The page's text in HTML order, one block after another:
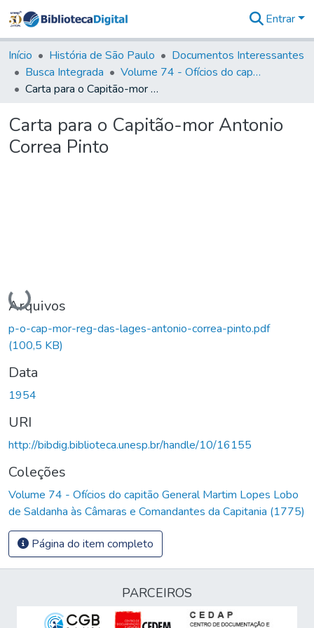
&
Coleções
Tudo na
Biblioteca
Estatísticas
Entrar
Início História de São Paulo
Documentos Interessantes
Busca Integrada
Volume 74 - Ofícios do capitão General Martim Lopes Lobo de Saldanha às Câmaras e Comandantes da Capitania (1775)
Carta para o Capitão-mor Antonio Correa Pinto
Carta para o Capitão-mor Antonio
Correa Pinto
Carregando...
Arquivos
p-o-cap-mor-reg-das-lages-antonio-correa-pinto.pdf
(100,5 KB)
Data
1954
URI
http://bibdig.biblioteca.unesp.br/handle/10/16155
Coleções
Volume 74 - Ofícios do capitão General Martim Lopes Lobo
de Saldanha às Câmaras e Comandantes da Capitania (1775)
Página do item completo
PARCEIROS